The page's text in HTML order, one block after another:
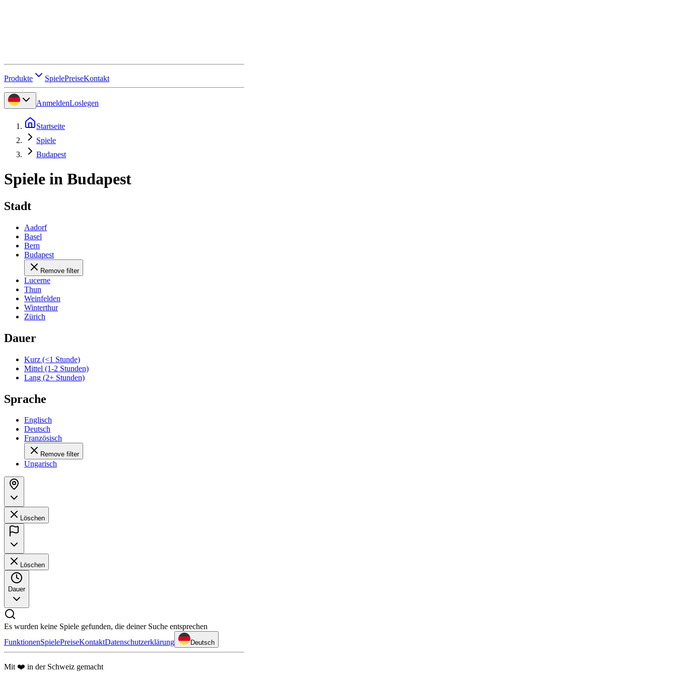
Produkte SpielePreiseKontakt
AnmeldenLoslegen
Startseite
Spiele
Budapest
Spiele in Budapest
Stadt
Aadorf
Basel
Bern
Budapest
Remove filter
Lucerne
Thun
Weinfelden
Winterthur
Zürich
Dauer
Kurz (<1 Stunde)
Mittel (1-2 Stunden)
Lang (2+ Stunden)
Sprache
Englisch
Deutsch
Französisch
Remove filter
Ungarisch
Löschen
Löschen
Dauer
Es wurden keine Spiele gefunden, die deiner Suche entsprechen
FunktionenSpielePreiseKontaktDatenschutzerklärung Deutsch
Mit ❤️ in der Schweiz gemacht